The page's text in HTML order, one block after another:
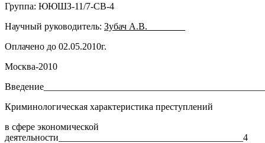
Группа: ЮЮШЗ-11/7-СВ-4
Научный руководитель: Зубач А.В.________
Оплачено до 02.05.2010г.
Москва-2010
Криминологическая характеристика преступлений
в сфере экономической
деятельности_______________________________________4